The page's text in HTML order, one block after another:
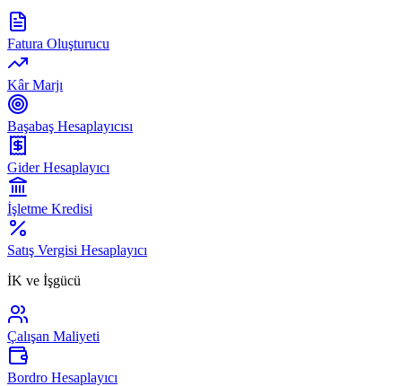
Fatura Oluşturucu
Kâr Marjı
Başabaş Hesaplayıcısı
Gider Hesaplayıcı
İşletme Kredisi
Satış Vergisi Hesaplayıcı
İK ve İşgücü
Çalışan Maliyeti
Bordro Hesaplayıcı